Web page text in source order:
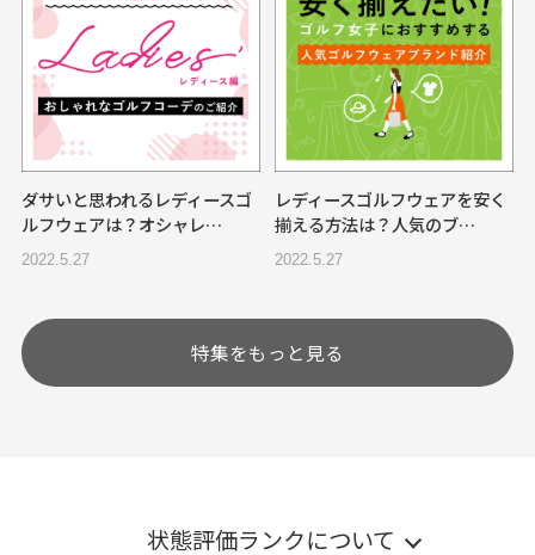
ダサいと思われるレディースゴ
ルフウェアは？オシャレ…
2022.5.27
レディースゴルフウェアを安く
揃える方法は？人気のブ…
2022.5.27
特集をもっと見る
状態評価ランクについて